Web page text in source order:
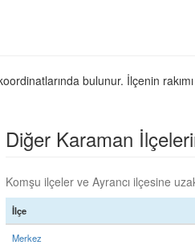
bulunur. İlçenin
Diğer Karaman
Komşu ilçeler ve Ayrancı ilçesine
İlçe
Merkez